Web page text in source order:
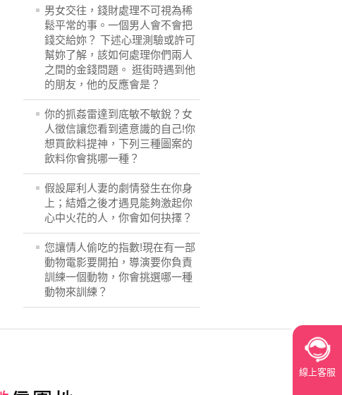
線上客服
男女交往，錢財處理不可視為稀
鬆平常的事。一個男人會不會把
錢交給妳？ 下述心理測驗或許可
幫妳了解，該如何處理你們兩人
之間的金錢問題。 逛街時遇到他
的朋友，他的反應會是？
你的抓姦雷達到底敏不敏銳？女
人徵信讓您看到遣意識的自己!你
想買飲料提神，下列三種圖案的
飲料你會挑哪一種？
假設犀利人妻的劇情發生在你身
上；結婚之後才遇見能夠激起你
心中火花的人，你會如何抉擇？
您讓情人偷吃的指數!現在有一部
動物電影要開拍，導演要你負責
訓練一個動物，你會挑選哪一種
動物來訓練？